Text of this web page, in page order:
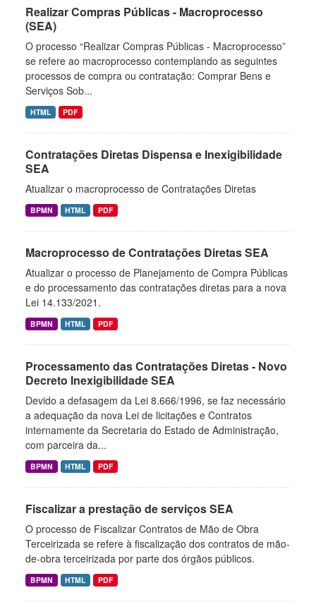
Realizar Compras Públicas - Macroprocesso
(SEA)
O processo “Realizar Compras Públicas - Macroprocesso”
se refere ao macroprocesso contemplando as seguintes
processos de compra ou contratação: Comprar Bens e
Serviços Sob...
HTML PDF
Contratações Diretas Dispensa e Inexigibilidade
SEA
Atualizar o macroprocesso de Contratações Diretas
BPMN HTML PDF
Macroprocesso de Contratações Diretas SEA
Atualizar o processo de Planejamento de Compra Públicas
e do processamento das contratações diretas para a nova
Lei 14.133/2021.
BPMN HTML PDF
Processamento das Contratações Diretas - Novo
Decreto Inexigibilidade SEA
Devido a defasagem da Lei 8.666/1996, se faz necessário
a adequação da nova Lei de licitações e Contratos
internamente da Secretaria do Estado de Administração,
com parceira da...
BPMN HTML PDF
Fiscalizar a prestação de serviços SEA
O processo de Fiscalizar Contratos de Mão de Obra
Terceirizada se refere à fiscalização dos contratos de mão-
de-obra terceirizada por parte dos órgãos públicos.
BPMN HTML PDF